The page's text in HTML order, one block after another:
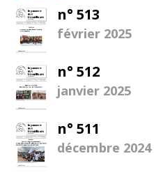
n° 513
février 2025
n° 512
janvier 2025
n° 511
décembre 2024